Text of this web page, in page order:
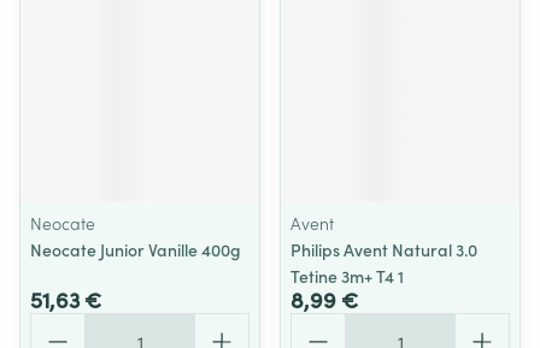
Neocate
Neocate Junior Vanille 400g
51,63 €
Avent
Philips Avent Natural 3.0
Tetine 3m+ T4 1
8,99 €